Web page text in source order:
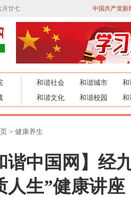
月廿七 中国共产党新
和谐社会 和谐城市 和
和谐文化
和谐校园 和
> 健康养生
谐中国网】经
人生”健康讲座